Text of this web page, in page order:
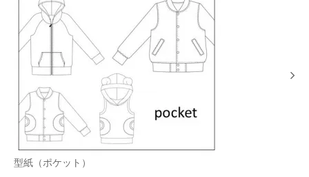
型紙（ポケット）